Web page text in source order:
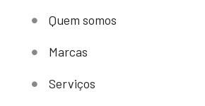
Quem somos
Marcas
Serviços